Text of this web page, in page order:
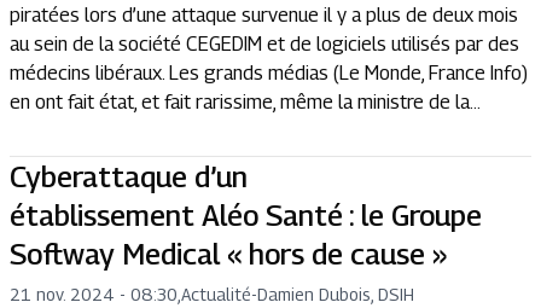
piratées lors d’une attaque survenue il y a plus de deux mois
au sein de la société CEGEDIM et de logiciels utilisés par des
médecins libéraux. Les grands médias (Le Monde, France Info)
en ont fait état, et fait rarissime, même la ministre de la...
Cyberattaque d’un
établissement Aléo Santé : le Groupe
Softway Medical « hors de cause »
21 nov. 2024 - 08:30 Actualité-Damien Dubois, DSIH